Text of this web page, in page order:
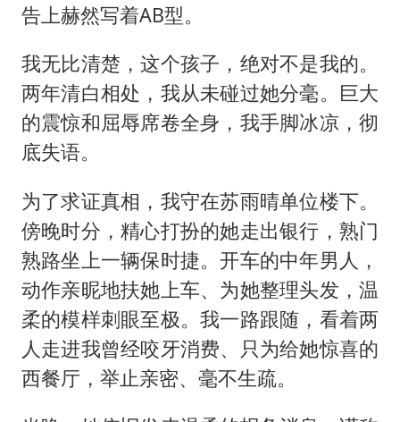
告上赫然写着AB型。
我无比清楚，这个孩子，绝对不是我的。
两年清白相处，我从未碰过她分毫。巨大
的震惊和屈辱席卷全身，我手脚冰凉，彻
底失语。
为了求证真相，我守在苏雨晴单位楼下。
傍晚时分，精心打扮的她走出银行，熟门
熟路坐上一辆保时捷。开车的中年男人，
动作亲昵地扶她上车、为她整理头发，温
柔的模样刺眼至极。我一路跟随，看着两
人走进我曾经咬牙消费、只为给她惊喜的
西餐厅，举止亲密、毫不生疏。